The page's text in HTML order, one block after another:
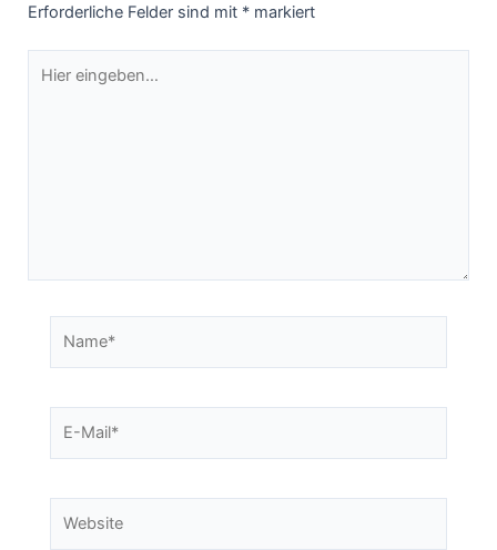
Erforderliche Felder sind mit * markiert
eingeben…
Mail*